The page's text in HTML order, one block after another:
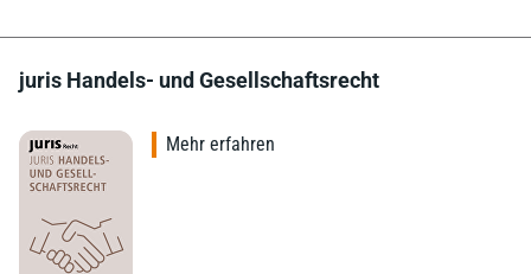
juris Handels- und Gesellschaftsrecht
Mehr erfahren